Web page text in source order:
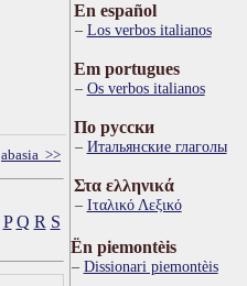
abasia >>
P Q R S
En español
Los verbos italianos
Em portugues
Os verbos italianos
По русски
Итальянские глаголы
Στα ελληνικά
Ιταλικό Λεξικό
Ën piemontèis
Dissionari piemontèis